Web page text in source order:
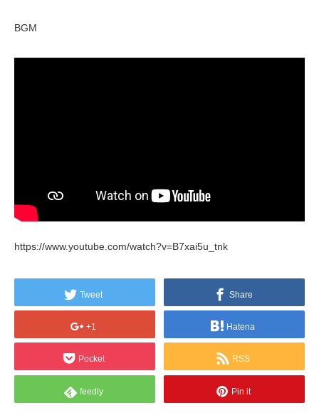
BGM
https://www.youtube.com/watch?v=B7xai5u_tnk
Tweet Share
+1 Hatena
Pocket RSS
feedly Pin it